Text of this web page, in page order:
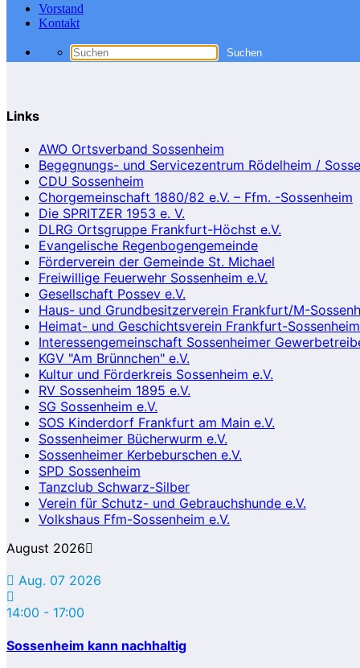
Vorstand
Kontakt
Links
AWO Ortsverband Sossenheim
Begegnungs- und Servicezentrum Rödelheim /
CDU Sossenheim
Chorgemeinschaft 1880/82 e.V. – Ffm. -Sossenheim
Die SPRITZER 1953 e. V.
DLRG Ortsgruppe Frankfurt-Höchst e.V.
Evangelische Regenbogengemeinde
Förderverein der Gemeinde St. Michael
Freiwillige Feuerwehr Sossenheim e.V.
Gesellschaft Possev e.V.
Haus- und Grundbesitzerverein Frankfurt/M-
Heimat- und Geschichtsverein Frankfurt-Sossenheim
Interessengemeinschaft Sossenheimer
KGV "Am Brünnchen" e.V.
Kultur und Förderkreis Sossenheim e.V.
RV Sossenheim 1895 e.V.
SG Sossenheim e.V.
SOS Kinderdorf Frankfurt am Main e.V.
Sossenheimer Bücherwurm e.V.
Sossenheimer Kerbeburschen e.V.
SPD Sossenheim
Tanzclub Schwarz-Silber
Verein für Schutz- und Gebrauchshunde e.V.
Volkshaus Ffm-Sossenheim e.V.
August 2026
Aug. 07 2026
14:00 - 17:00
Sossenheim kann nachhaltig